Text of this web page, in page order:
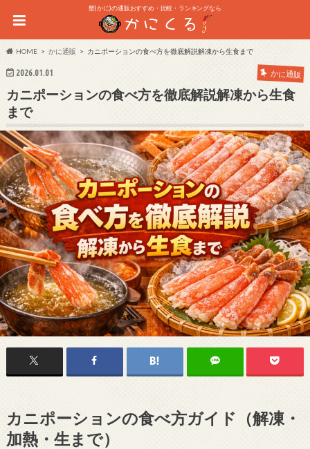
蟹(かに)の通販おすすめ・比較・ランキングなら
HOME かに通販 カニポーションの食べ方を徹底解説解凍から生食まで
2026.01.01 かに通販
カニポーションの食べ方を徹底解説解凍から生食
まで
カニポーションの食べ方ガイド（解凍・
加熱・生まで）